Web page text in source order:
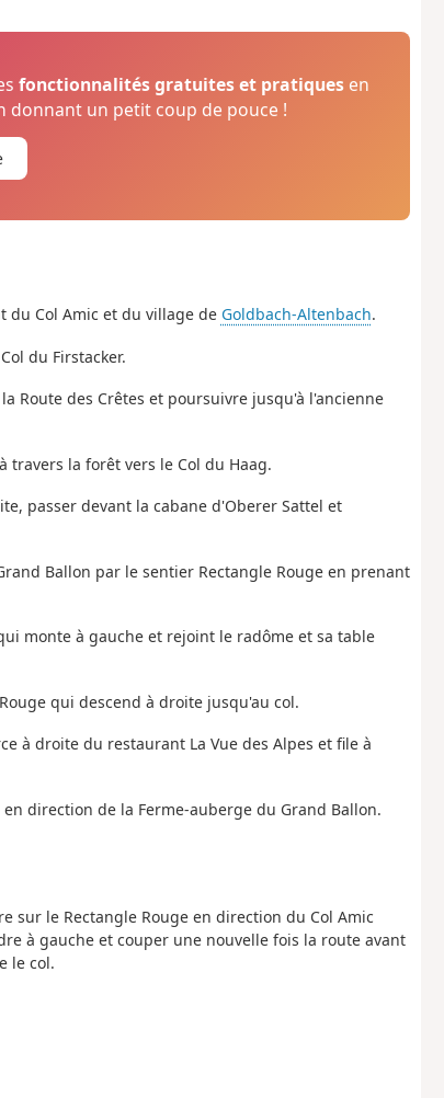
fonctionnalités gratuites et pratiques en
donnant un petit coup de pouce !
du Col Amic et du village de Goldbach-Altenbach.
du Firstacker.
Route des Crêtes et poursuivre jusqu'à l'ancienne
travers la forêt vers le Col du Haag.
passer devant la cabane d'Oberer Sattel et
Ballon par le sentier Rectangle Rouge en prenant
monte à gauche et rejoint le radôme et sa table
qui descend à droite jusqu'au col.
à droite du restaurant La Vue des Alpes et file à
direction de la Ferme-auberge du Grand Ballon.
sur le Rectangle Rouge en direction du Col Amic
à gauche et couper une nouvelle fois la route avant
le col.